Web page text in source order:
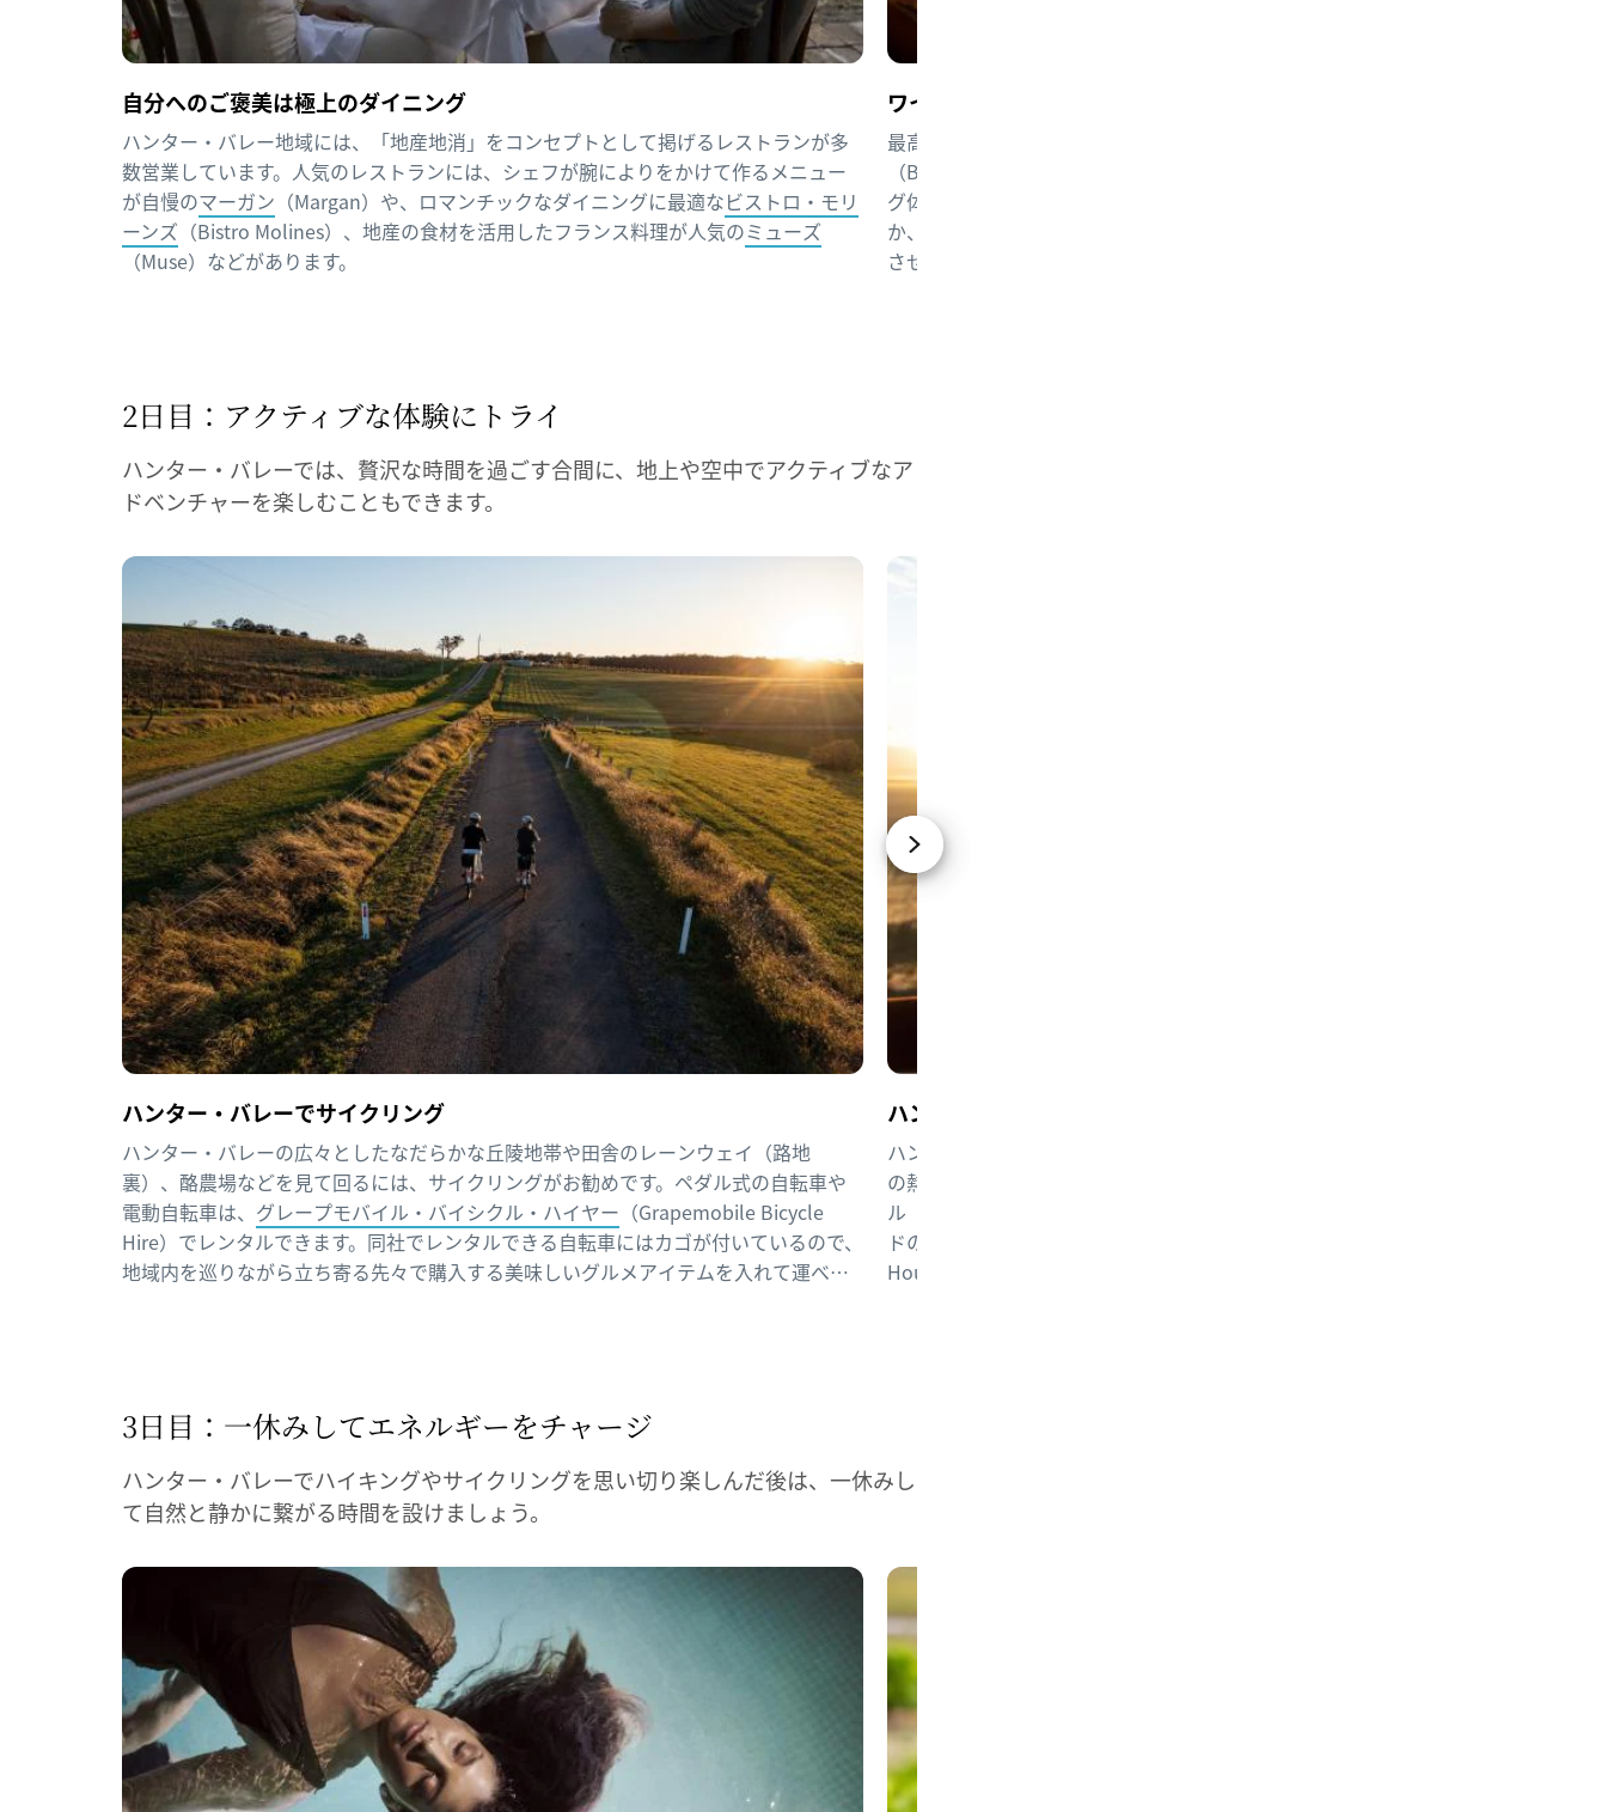
自分へのご褒美は極上のダイニング
ハンター・バレー地域には、「地産地消」をコンセプトとして掲げるレストランが多
数営業しています。人気のレストランには、シェフが腕によりをかけて作るメニュー
が自慢のマーガン （Margan）や、ロマンチックなダイニングに最適なビストロ・モリ
ーンズ （Bistro Molines）、地産の食材を活用したフランス料理が人気のミューズ
（Muse）などがあります。
ワイン生産の様子を見学
最高のワインテイスティングを体験したい方は、ワイナリー「
（Brokenwood）」に立ち寄ってみましょう。このワイナリーのワインテイスティ
グ体験では、カナッペが添えられたオリジナルワインの試飲プレートを楽しめるほ
か、製造現場の見学も体験できます。さらに、樽から注がれたワインもその場で試
させてもらえます。
2日目：アクティブな​体験に ​トライ
ハンター・バレーでは、贅沢な時間を過ごす合間に、地上や空中でアクティブなア
ドベンチャーを楽しむこともできます。
ハンター・バレーでサイクリング
ハンター・バレーの広々としたなだらかな丘陵地帯や田舎のレーンウェイ（路地
裏）、酪農場などを見て回るには、サイクリングがお勧めです。ペダル式の自転車や
電動自転車は、 グレープモバイル・バイシクル・ハイヤー （Grapemobile Bicycle
Hire）でレンタルできます。同社でレンタルできる自転車にはカゴが付いているので、
地域内を巡りながら立ち寄る先々で購入する美味しいグルメアイテムを入れて運べま
ハンター・バレー上空を熱気球で飛行
ハンター・バレーに滞在中は、
の熱気球ツアー（1時間）で朝日を眺めましょう。ポコルビン（Pokolbin）、ラブ
ル（Lovedale）、ロスベリー（Rothbury）、ブローク（Broke）に広がるヴィン
ドの上空を熱気球で散歩した後は、ピーターソン・ハウス・ワイナリー（Peterson
House Winery）でシャンパン付きの優雅な朝食を楽しみましょう。
3日目：一休みして​エネルギーを​チャージ
ハンター・バレーでハイキングやサイクリングを思い切り楽しんだ後は、一休みし
て自然と静かに繋がる時間を設けましょう。